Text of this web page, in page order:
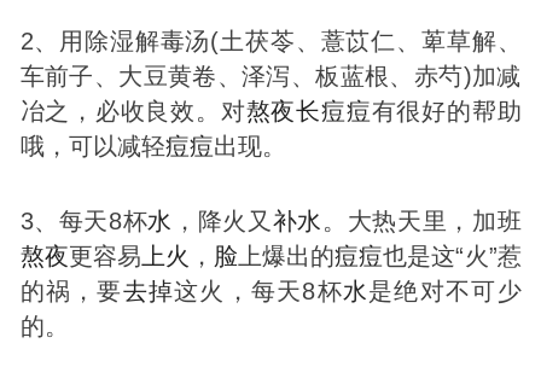
2、用除湿解毒汤(土茯苓、薏苡仁、萆草解、
车前子、大豆黄卷、泽泻、板蓝根、赤芍)加减
冶之，必收良效。对熬夜长痘痘有很好的帮助
哦，可以减轻痘痘出现。
3、每天8杯水 ，降火又 补水。大热天里，加班
熬夜更容易 上火 ， 脸 上爆出的痘痘也是这“火”惹
的祸，要去掉这火，每天8杯水是绝对不可少
的。